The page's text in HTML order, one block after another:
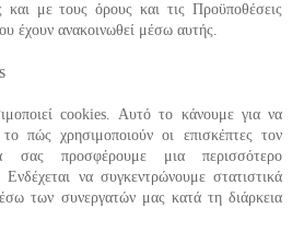
με τους όρους και τις Προϋποθέσεις
έχουν ανακοινωθεί μέσω αυτής.
cookies. Αυτό το κάνουμε για να
πώς χρησιμοποιούν οι επισκέπτες τον
προσφέρουμε μια περισσότερο
Ενδέχεται να συγκεντρώνουμε στατιστικά
των συνεργατών μας κατά τη διάρκεια